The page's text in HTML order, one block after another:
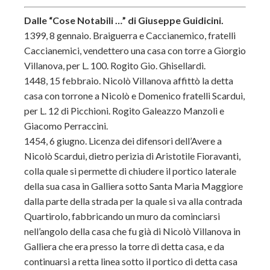
Dalle “Cose Notabili …” di Giuseppe Guidicini.
1399, 8 gennaio. Braiguerra e Caccianemico, fratelli
Caccianemici, vendettero una casa con torre a Giorgio
Villanova, per L. 100. Rogito Gio. Ghisellardi.
1448, 15 febbraio. Nicolò Villanova affittò la detta
casa con torrone a Nicolò e Domenico fratelli Scardui,
per L. 12 di Picchioni. Rogito Galeazzo Manzoli e
Giacomo Perraccini.
1454, 6 giugno. Licenza dei difensori dell’Avere a
Nicolò Scardui, dietro perizia di Aristotile Fioravanti,
colla quale si permette di chiudere il portico laterale
della sua casa in Galliera sotto Santa Maria Maggiore
dalla parte della strada per la quale si va alla contrada
Quartirolo, fabbricando un muro da cominciarsi
nell’angolo della casa che fu già di Nicolò Villanova in
Galliera che era presso la torre di detta casa, e da
continuarsi a retta linea sotto il portico di detta casa